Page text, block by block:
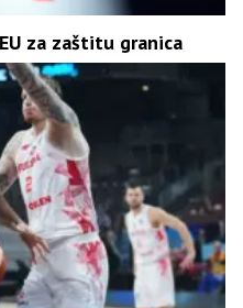
za zaštitu granica